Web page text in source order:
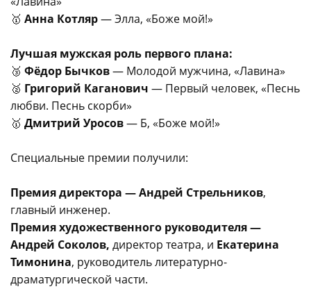
🥇 Анна Котляр— Элла, «Боже мой!»
Лучшая мужская роль первого плана:
🥉 Фёдор Бычков— Молодой мужчина, «Лавина»
🥈 Григорий Каганович — Первый человек, «Песнь
любви. Песнь скорби»
🥇 Дмитрий Уросов— Б, «Боже мой!»
Специальные премии получили:
Премия директора — Андрей Стрельников,
главный инженер.
Премия художественного руководителя —
Андрей Соколов, директор театра, и Екатерина
Тимонина, руководитель литературно-
драматургической части.